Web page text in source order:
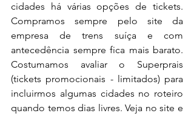
cidades há várias opções de tickets.
Compramos sempre pelo site da
empresa de trens suíça e com
antecedência sempre fica mais barato.
Costumamos avaliar o Superprais
(tickets promocionais - limitados) para
incluirmos algumas cidades no roteiro
quando temos dias livres. Veja no site e